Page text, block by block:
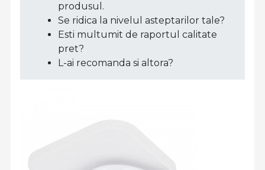
produsul.
Se ridica la nivelul asteptarilor tale?
Esti multumit de raportul calitate
pret?
L-ai recomanda si altora?